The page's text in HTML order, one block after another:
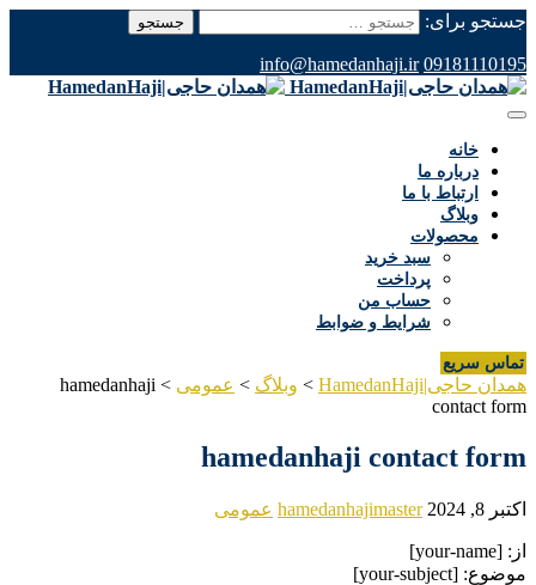
جستجو برای:
09181110195
info@hamedanhaji.ir
خانه
درباره ما
ارتباط با ما
وبلاگ
محصولات
سبد خرید
پرداخت
حساب من
شرایط و ضوابط
تماس سریع
همدان حاجی|HamedanHaji > وبلاگ > عمومی >
hamedanhaji
contact form
hamedanhaji contact form
اکتبر 8, 2024 hamedanhajimaster عمومی
از: [your-name]
موضوع: [your-subject]